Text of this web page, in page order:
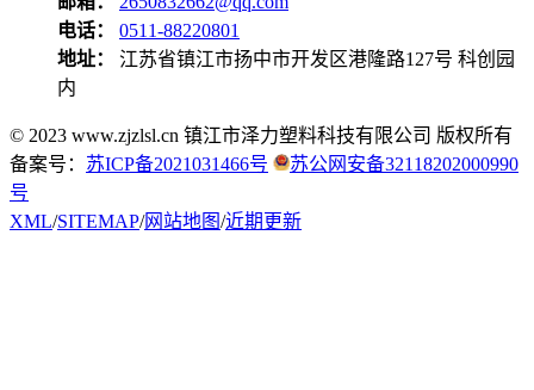
电话：
0511-88220801
地址：
江苏省镇江市扬中市开发区港隆路127号 科创园
内
© 2023 www.zjzlsl.cn 镇江市泽力塑料科技有限公司 版权所有
备案号： 苏ICP备2021031466号
苏公网安备32118202000990
号
XML/SITEMAP/网站地图/近期更新